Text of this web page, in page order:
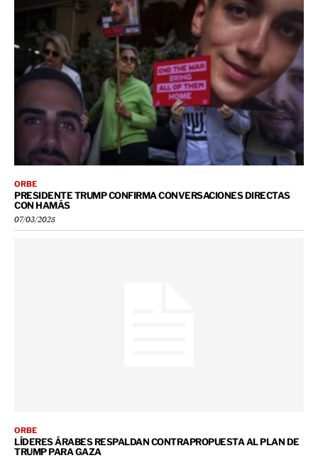
ORBE
PRESIDENTE TRUMP CONFIRMA CONVERSACIONES DIRECTAS
CON HAMÁS
07/03/2025
ORBE
LÍDERES ÁRABES RESPALDAN CONTRAPROPUESTA AL PLAN DE
TRUMP PARA GAZA